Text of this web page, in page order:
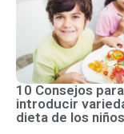
10 Consejos para
introducir
dieta de los niños